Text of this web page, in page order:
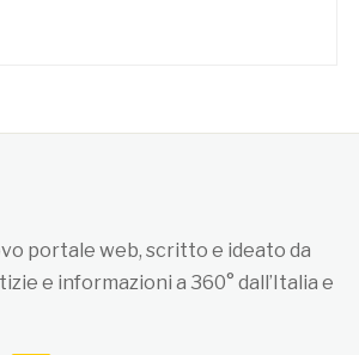
portale web, scritto e ideato da
e informazioni a 360° dall’Italia e